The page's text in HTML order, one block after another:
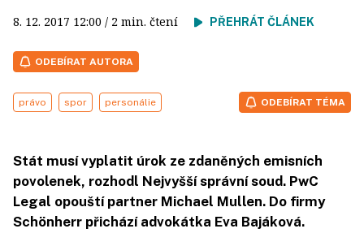
8. 12. 2017 12:00 / 2 min. čtení PŘEHRÁT ČLÁNEK
ODEBÍRAT AUTORA
právo spor personálie ODEBÍRAT TÉMA
Stát musí vyplatit úrok ze zdaněných emisních
povolenek, rozhodl Nejvyšší správní soud. PwC
Legal opouští partner Michael Mullen. Do firmy
Schönherr přichází advokátka Eva Bajáková.